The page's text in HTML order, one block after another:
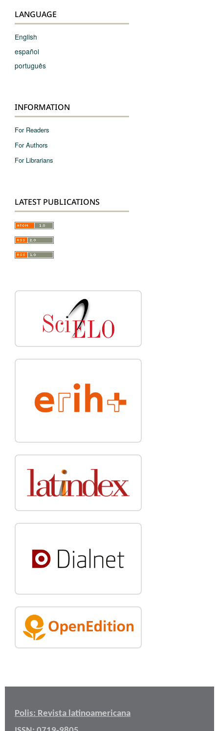
LANGUAGE
English
español
português
INFORMATION
For Readers
For Authors
For Librarians
LATEST PUBLICATIONS
Polis: Revista latinoamericana